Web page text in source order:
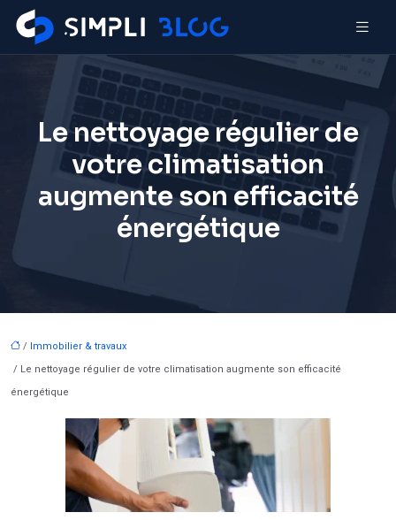
Le nettoyage régulier de
votre climatisation
augmente son efficacité
énergétique
/ Immobilier & travaux
/ Le nettoyage régulier de votre climatisation augmente son efficacité
énergétique